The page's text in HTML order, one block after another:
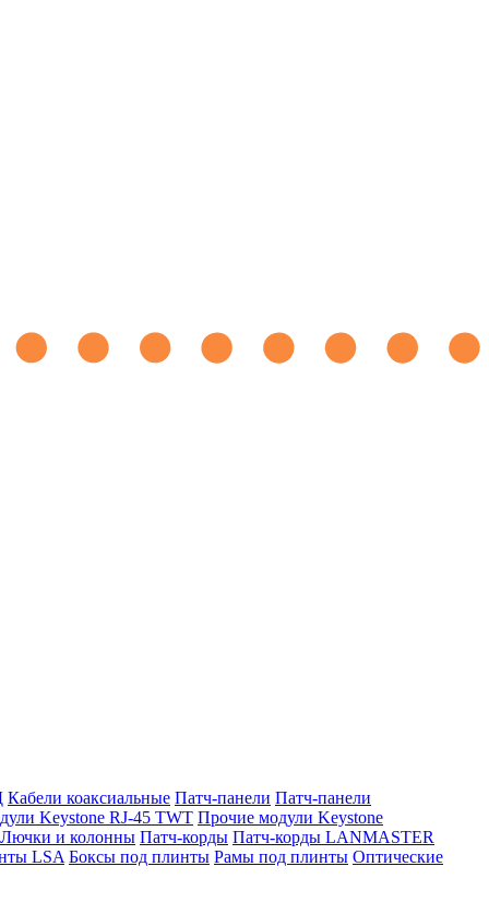
Кабели коаксиальные Патч-панели Патч-панели
Keystone RJ-45 TWT Прочие модули Keystone
Лючки и колонны Патч-корды Патч-корды LANMASTER
LSA Боксы под плинты Рамы под плинты Оптические